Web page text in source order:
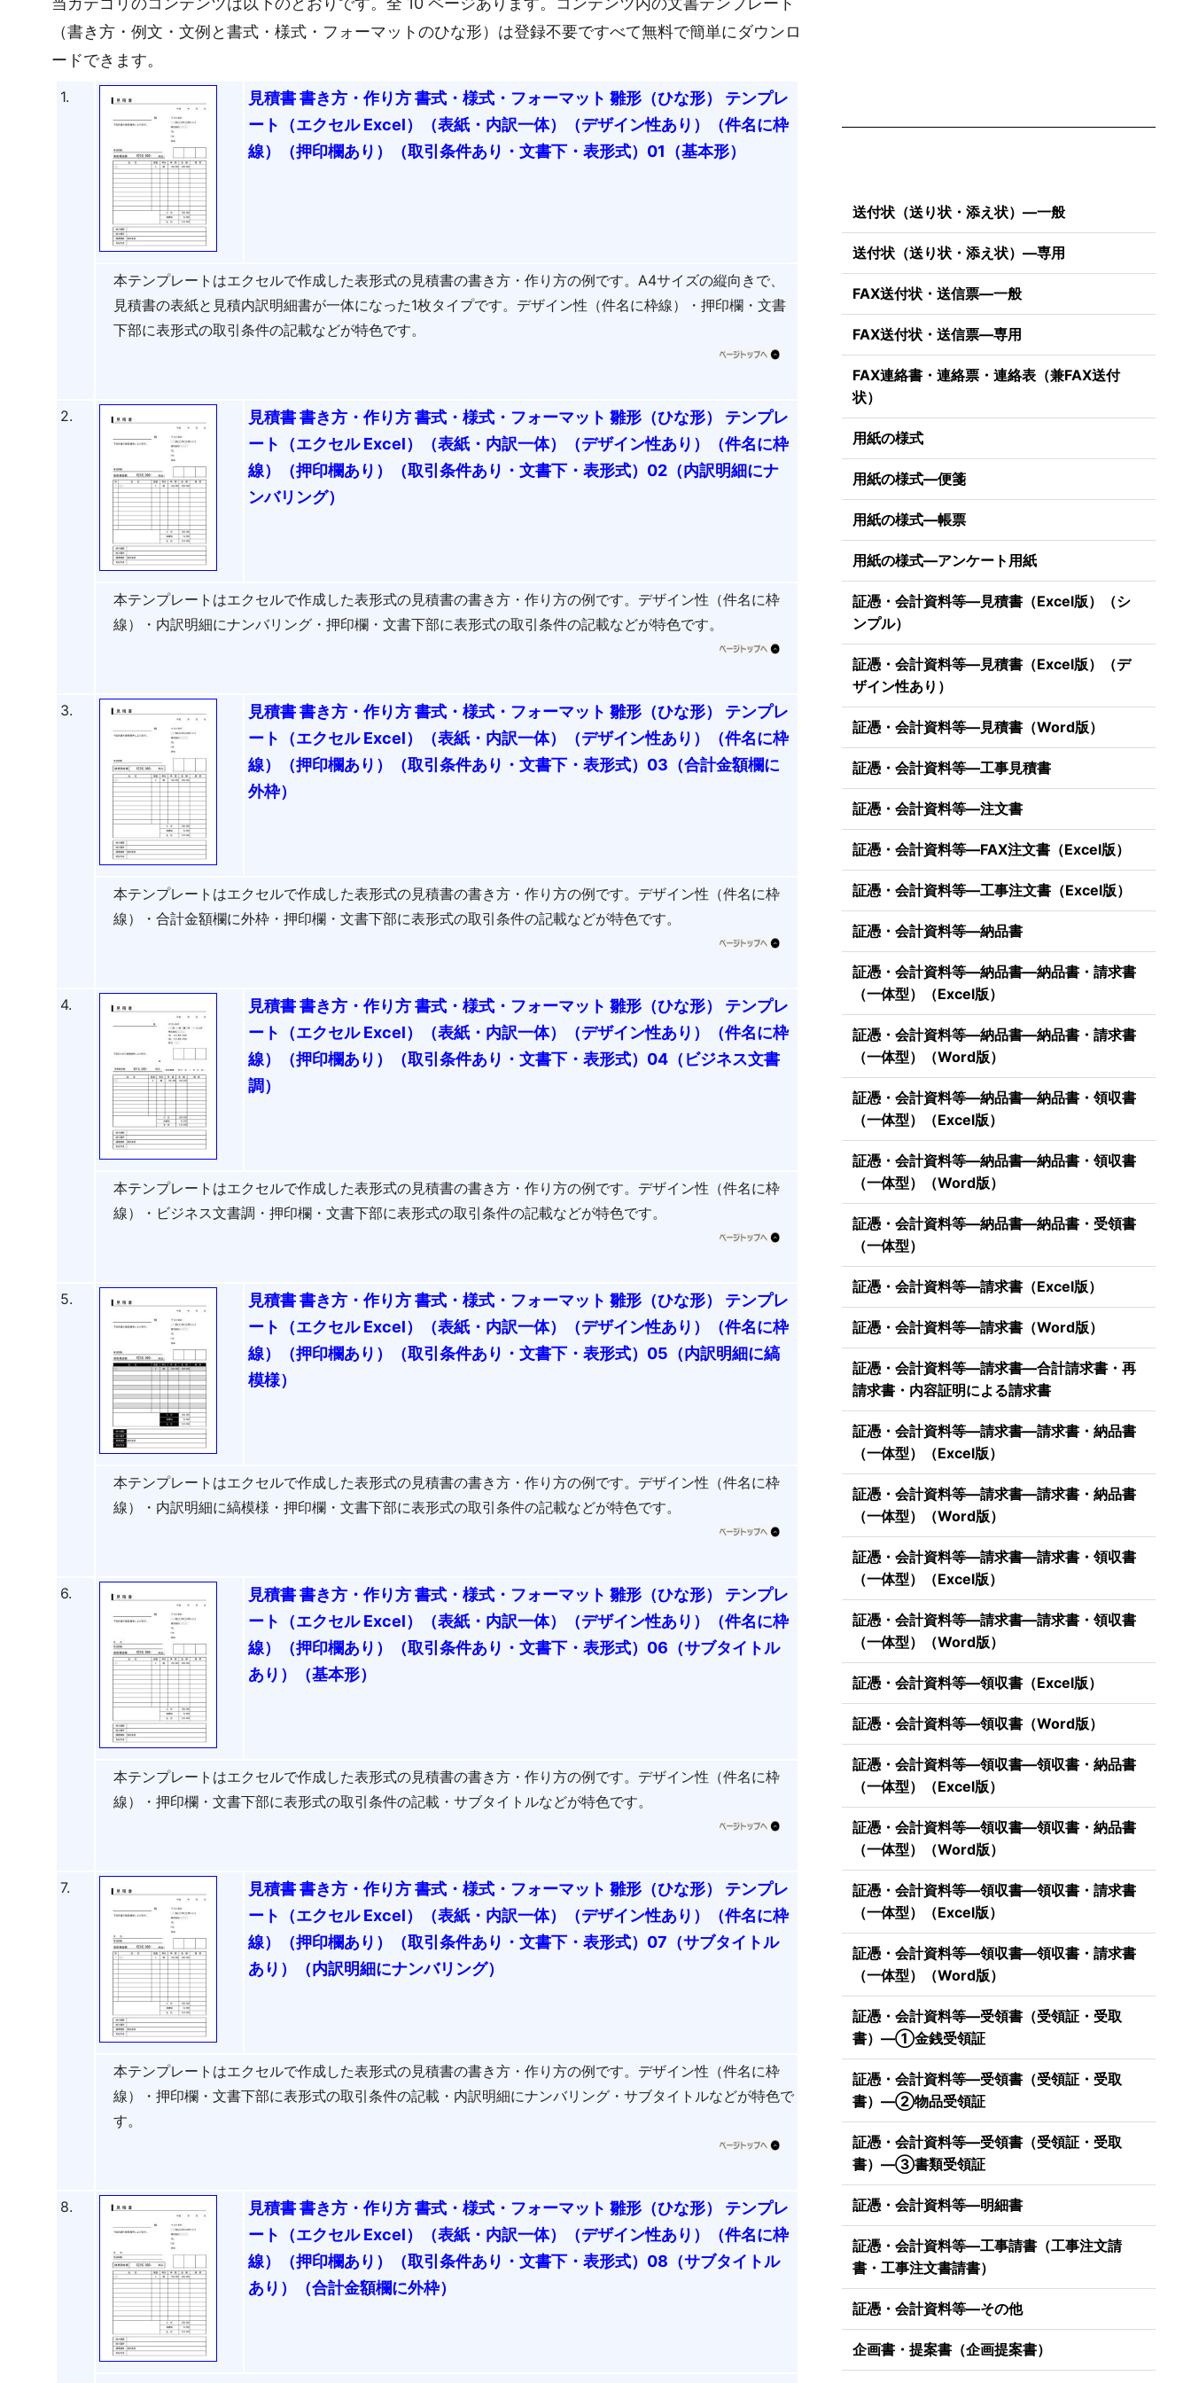
（書き方・例文・文例と書式・様式・フォーマットのひな形）は登録不要ですべて無料で簡単にダウンロ
ードできます。
1.
見積書 書き方・作り方 書式・様式・フォーマット 雛形（ひな形） テンプレ
ート（エクセル Excel）（表紙・内訳一体）（デザイン性あり）（件名に枠
線）（押印欄あり）（取引条件あり・文書下・表形式）01（基本形）
本テンプレートはエクセルで作成した表形式の見積書の書き方・作り方の例です。A4サイズの縦向きで、
見積書の表紙と見積内訳明細書が一体になった1枚タイプです。デザイン性（件名に枠線）・押印欄・文書
下部に表形式の取引条件の記載などが特色です。
2.
見積書 書き方・作り方 書式・様式・フォーマット 雛形（ひな形） テンプレ
ート（エクセル Excel）（表紙・内訳一体）（デザイン性あり）（件名に枠
線）（押印欄あり）（取引条件あり・文書下・表形式）02（内訳明細にナ
ンバリング）
本テンプレートはエクセルで作成した表形式の見積書の書き方・作り方の例です。デザイン性（件名に枠
線）・内訳明細にナンバリング・押印欄・文書下部に表形式の取引条件の記載などが特色です。
3.
見積書 書き方・作り方 書式・様式・フォーマット 雛形（ひな形） テンプレ
ート（エクセル Excel）（表紙・内訳一体）（デザイン性あり）（件名に枠
線）（押印欄あり）（取引条件あり・文書下・表形式）03（合計金額欄に
外枠）
本テンプレートはエクセルで作成した表形式の見積書の書き方・作り方の例です。デザイン性（件名に枠
線）・合計金額欄に外枠・押印欄・文書下部に表形式の取引条件の記載などが特色です。
4.
見積書 書き方・作り方 書式・様式・フォーマット 雛形（ひな形） テンプレ
ート（エクセル Excel）（表紙・内訳一体）（デザイン性あり）（件名に枠
線）（押印欄あり）（取引条件あり・文書下・表形式）04（ビジネス文書
調）
本テンプレートはエクセルで作成した表形式の見積書の書き方・作り方の例です。デザイン性（件名に枠
線）・ビジネス文書調・押印欄・文書下部に表形式の取引条件の記載などが特色です。
5.
見積書 書き方・作り方 書式・様式・フォーマット 雛形（ひな形） テンプレ
ート（エクセル Excel）（表紙・内訳一体）（デザイン性あり）（件名に枠
線）（押印欄あり）（取引条件あり・文書下・表形式）05（内訳明細に縞
模様）
本テンプレートはエクセルで作成した表形式の見積書の書き方・作り方の例です。デザイン性（件名に枠
線）・内訳明細に縞模様・押印欄・文書下部に表形式の取引条件の記載などが特色です。
6.
見積書 書き方・作り方 書式・様式・フォーマット 雛形（ひな形） テンプレ
ート（エクセル Excel）（表紙・内訳一体）（デザイン性あり）（件名に枠
線）（押印欄あり）（取引条件あり・文書下・表形式）06（サブタイトル
あり）（基本形）
本テンプレートはエクセルで作成した表形式の見積書の書き方・作り方の例です。デザイン性（件名に枠
線）・押印欄・文書下部に表形式の取引条件の記載・サブタイトルなどが特色です。
7.
見積書 書き方・作り方 書式・様式・フォーマット 雛形（ひな形） テンプレ
ート（エクセル Excel）（表紙・内訳一体）（デザイン性あり）（件名に枠
線）（押印欄あり）（取引条件あり・文書下・表形式）07（サブタイトル
あり）（内訳明細にナンバリング）
本テンプレートはエクセルで作成した表形式の見積書の書き方・作り方の例です。デザイン性（件名に枠
線）・押印欄・文書下部に表形式の取引条件の記載・内訳明細にナンバリング・サブタイトルなどが特色で
す。
8.
見積書 書き方・作り方 書式・様式・フォーマット 雛形（ひな形） テンプレ
ート（エクセル Excel）（表紙・内訳一体）（デザイン性あり）（件名に枠
線）（押印欄あり）（取引条件あり・文書下・表形式）08（サブタイトル
あり）（合計金額欄に外枠）
送付状（送り状・添え状）―一般
送付状（送り状・添え状）―専用
FAX送付状・送信票―一般
FAX送付状・送信票―専用
FAX連絡書・連絡票・連絡表（兼FAX送付
状）
用紙の様式
用紙の様式―便箋
用紙の様式―帳票
用紙の様式―アンケート用紙
証憑・会計資料等―見積書（Excel版）（シ
ンプル）
証憑・会計資料等―見積書（Excel版）（デ
ザイン性あり）
証憑・会計資料等―見積書（Word版）
証憑・会計資料等―工事見積書
証憑・会計資料等―注文書
証憑・会計資料等―FAX注文書（Excel版）
証憑・会計資料等―工事注文書（Excel版）
証憑・会計資料等―納品書
証憑・会計資料等―納品書―納品書・請求書
（一体型）（Excel版）
証憑・会計資料等―納品書―納品書・請求書
（一体型）（Word版）
証憑・会計資料等―納品書―納品書・領収書
（一体型）（Excel版）
証憑・会計資料等―納品書―納品書・領収書
（一体型）（Word版）
証憑・会計資料等―納品書―納品書・受領書
（一体型）
証憑・会計資料等―請求書（Excel版）
証憑・会計資料等―請求書（Word版）
証憑・会計資料等―請求書―合計請求書・再
請求書・内容証明による請求書
証憑・会計資料等―請求書―請求書・納品書
（一体型）（Excel版）
証憑・会計資料等―請求書―請求書・納品書
（一体型）（Word版）
証憑・会計資料等―請求書―請求書・領収書
（一体型）（Excel版）
証憑・会計資料等―請求書―請求書・領収書
（一体型）（Word版）
証憑・会計資料等―領収書（Excel版）
証憑・会計資料等―領収書（Word版）
証憑・会計資料等―領収書―領収書・納品書
（一体型）（Excel版）
証憑・会計資料等―領収書―領収書・納品書
（一体型）（Word版）
証憑・会計資料等―領収書―領収書・請求書
（一体型）（Excel版）
証憑・会計資料等―領収書―領収書・請求書
（一体型）（Word版）
証憑・会計資料等―受領書（受領証・受取
書）―①金銭受領証
証憑・会計資料等―受領書（受領証・受取
書）―②物品受領証
証憑・会計資料等―受領書（受領証・受取
書）―③書類受領証
証憑・会計資料等―明細書
証憑・会計資料等―工事請書（工事注文請
書・工事注文書請書）
証憑・会計資料等―その他
企画書・提案書（企画提案書）